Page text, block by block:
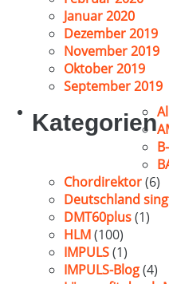
Januar 2020
Dezember 2019
November 2019
Oktober 2019
September 2019
Kategorien
Chordirektor(6)
Deutschland
DMT60plus(1)
HLM(100)
IMPULS(1)
IMPULS-Blog(4)